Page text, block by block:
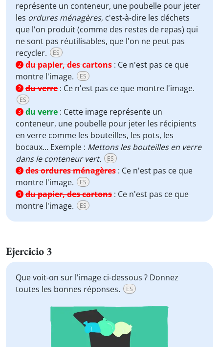
représente un conteneur, une poubelle pour jeter
les ordures ménagères, c'est-à-dire les déchets
que l'on produit (comme des restes de repas) qui
ne sont pas réutilisables, que l'on ne peut pas
recycler.
ES
2 du papier, des cartons : Ce n'est pas ce que
montre l'image.
ES
2 du verre : Ce n'est pas ce que montre l'image.
ES
3 du verre : Cette image représente un
conteneur, une poubelle pour jeter les récipients
en verre comme les bouteilles, les pots, les
bocaux… Exemple : Mettons les bouteilles en verre
dans le conteneur vert.
ES
3 des ordures ménagères : Ce n'est pas ce que
montre l'image.
ES
3 du papier, des cartons : Ce n'est pas ce que
montre l'image.
ES
Ejercicio 3
Que voit-on sur l'image ci-dessous ? Donnez
toutes les bonnes réponses.
ES